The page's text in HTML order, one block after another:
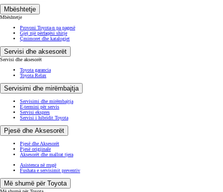
Mbështetje
Mbështetje
Provoni Toyota-n pa pagesë
Gjej një përfaqësi shitje
Çmimoret dhe katalogjet
Servisi dhe aksesorët
Servisi dhe aksesorët
Toyota garancia
Toyota Relax
Servisimi dhe mirëmbajtja
Servisimi dhe mirëmbajtja
E-termini për servis
Servisi ekspres
Servisi i hibridit Toyota
Pjesë dhe Aksesorët
Pjesë dhe Aksesorët
Pjesë origjinale
Aksesorët dhe mallrat tjera
Asistenca në rrugë
Fushata e servisimit preventiv
Më shumë për Toyota